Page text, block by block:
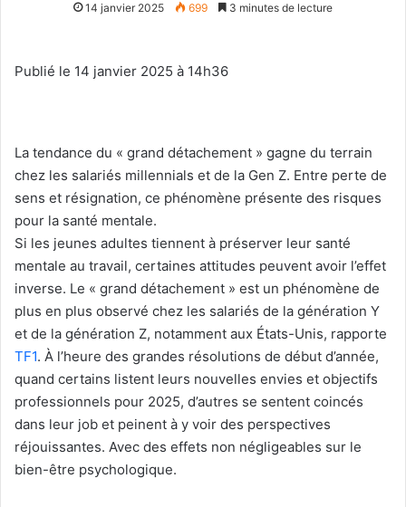
14 janvier 2025 699 3 minutes de lecture
Publié le 14 janvier 2025 à 14h36
La tendance du « grand détachement » gagne du terrain
chez les salariés millennials et de la Gen Z. Entre perte de
sens et résignation, ce phénomène présente des risques
pour la santé mentale.
Si les jeunes adultes tiennent à préserver leur santé
mentale au travail, certaines attitudes peuvent avoir l’effet
inverse. Le « grand détachement » est un phénomène de
plus en plus observé chez les salariés de la génération Y
et de la génération Z, notamment aux États-Unis, rapporte
TF1. À l’heure des grandes résolutions de début d’année,
quand certains listent leurs nouvelles envies et objectifs
professionnels pour 2025, d’autres se sentent coincés
dans leur job et peinent à y voir des perspectives
réjouissantes. Avec des effets non négligeables sur le
bien-être psychologique.